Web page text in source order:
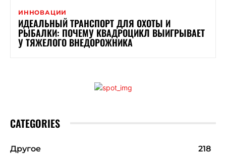
ИННОВАЦИИ
ИДЕАЛЬНЫЙ ТРАНСПОРТ ДЛЯ ОХОТЫ И
РЫБАЛКИ: ПОЧЕМУ КВАДРОЦИКЛ ВЫИГРЫВАЕТ
У ТЯЖЕЛОГО ВНЕДОРОЖНИКА
CATEGORIES
Другое
218